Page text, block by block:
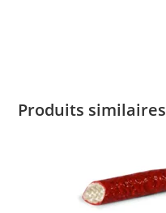
Produits similaires